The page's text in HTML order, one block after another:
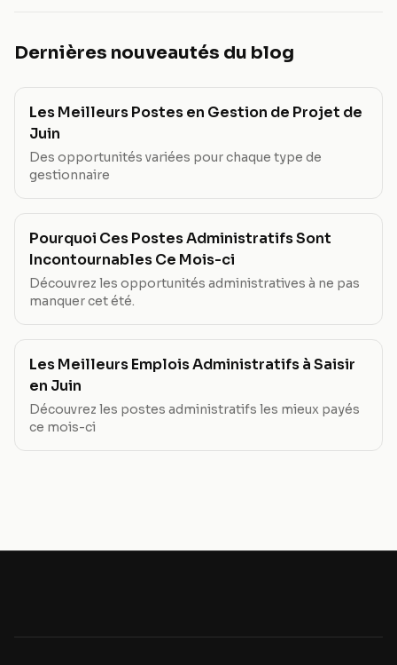
Dernières nouveautés du blog
Les Meilleurs Postes en Gestion de Projet de
Juin
Des opportunités variées pour chaque type de
gestionnaire
Pourquoi Ces Postes Administratifs Sont
Incontournables Ce Mois-ci
Découvrez les opportunités administratives à ne pas
manquer cet été.
Les Meilleurs Emplois Administratifs à Saisir
en Juin
Découvrez les postes administratifs les mieux payés
ce mois-ci